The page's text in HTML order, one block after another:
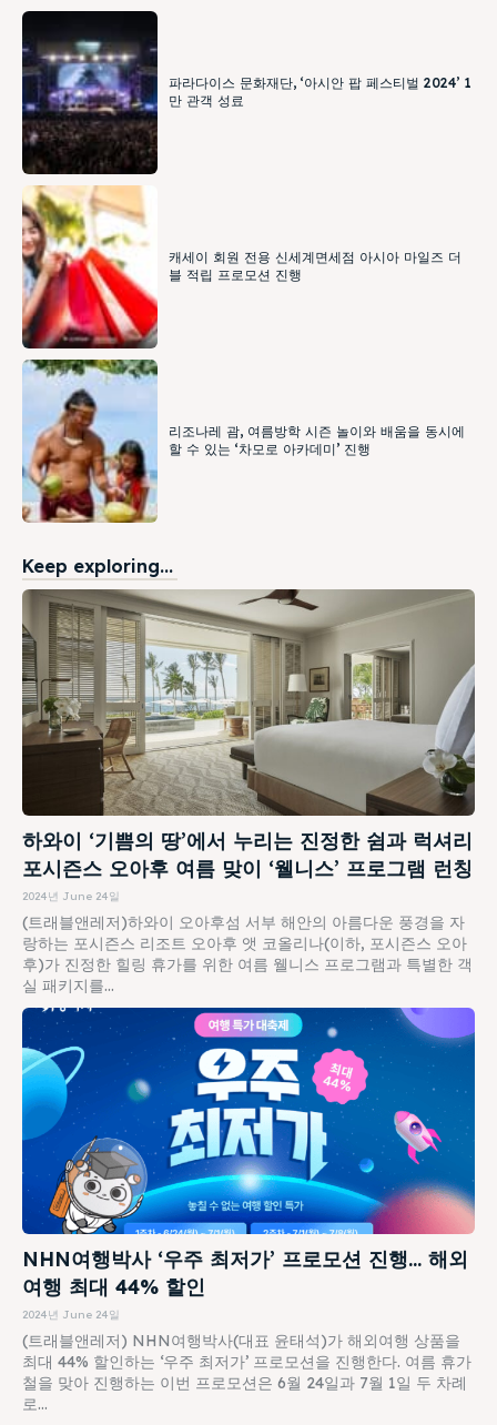
파라다이스 문화재단, ‘아시안 팝 페스티벌 2024’ 1
만 관객 성료
캐세이 회원 전용 신세계면세점 아시아 마일즈 더
블 적립 프로모션 진행
리조나레 괌, 여름방학 시즌 놀이와 배움을 동시에
할 수 있는 ‘차모로 아카데미’ 진행
Keep exploring...
하와이 ‘기쁨의 땅’에서 누리는 진정한 쉼과 럭셔리
포시즌스 오아후 여름 맞이 ‘웰니스’ 프로그램 런칭
2024년 June 24일
(트래블앤레저)하와이 오아후섬 서부 해안의 아름다운 풍경을 자
랑하는 포시즌스 리조트 오아후 앳 코올리나(이하, 포시즌스 오아
후)가 진정한 힐링 휴가를 위한 여름 웰니스 프로그램과 특별한 객
실 패키지를...
NHN여행박사 ‘우주 최저가’ 프로모션 진행… 해외
여행 최대 44% 할인
2024년 June 24일
(트래블앤레저) NHN여행박사(대표 윤태석)가 해외여행 상품을
최대 44% 할인하는 ‘우주 최저가’ 프로모션을 진행한다. 여름 휴가
철을 맞아 진행하는 이번 프로모션은 6월 24일과 7월 1일 두 차례
로...